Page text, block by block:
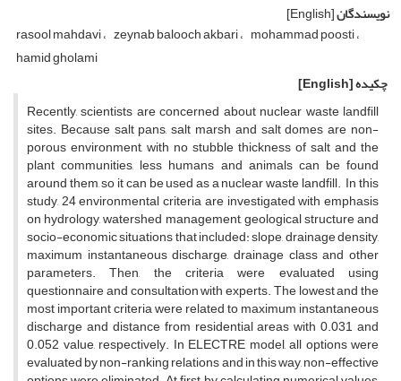
نویسندگان[English]
rasool mahdavi zeynab balooch akbari mohammad poosti
hamid gholami
چکیده[English]
Recently, scientists are concerned about nuclear waste landfill
sites. Because salt pans, salt marsh and salt domes are non-
porous environment, with no stubble thickness of salt and the
plant communities, less humans and animals can be found
around them, so it can be used as a nuclear waste landfill. In this
study, 24 environmental criteria are investigated with emphasis
on hydrology, watershed management, geological structure and
socio-economic situations that included: slope, drainage density,
maximum instantaneous discharge, drainage class and other
parameters. Then, the criteria were evaluated using
questionnaire and consultation with experts. The lowest and the
most important criteria were related to maximum instantaneous
discharge and distance from residential areas with 0.031 and
0.052 value, respectively. In ELECTRE model, all options were
evaluated by non-ranking relations and in this way, non-effective